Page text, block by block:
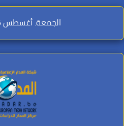
Skip
content
الجمعة. أغسطس 7th, 2026